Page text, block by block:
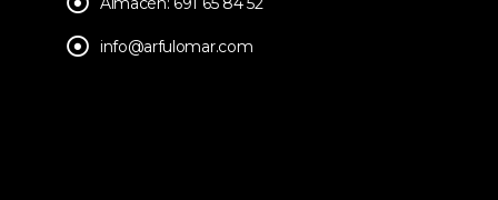
info@arfulomar.com